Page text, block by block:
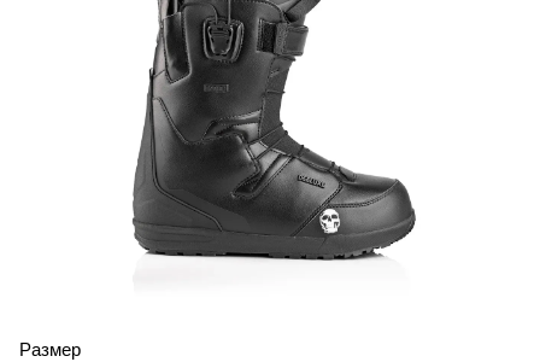
Размер